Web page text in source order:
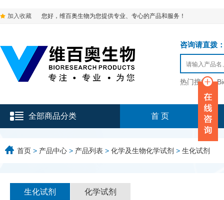
加入收藏 您好，维百奥生物为您提供专业、专心的产品和服务！
咨询请直拨
热门搜索：
全部商品分类 首 页
首页 > 产品中心 > 产品列表 > 化学及生物化学试剂 > 生化试剂
生化试剂 化学试剂